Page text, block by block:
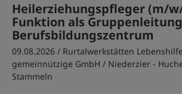
Heilerziehungspfleger (m/
Funktion als
Berufsbildungszentrum
09.08.2026 / Rurtalwerkstätten
gemeinnützige GmbH / Niederzier -
Stammeln